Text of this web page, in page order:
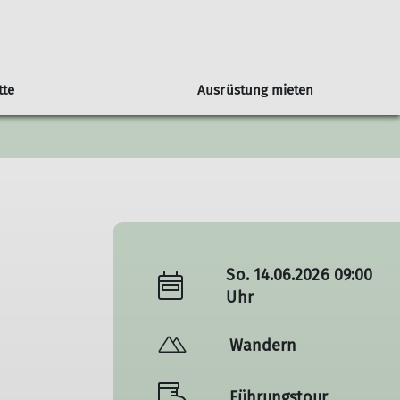
Sektionstermine Mehrtagestouren
Super-Seniorengruppe
Ausrüstung mieten
So. 14.06.2026 09:00
Uhr
Wandern